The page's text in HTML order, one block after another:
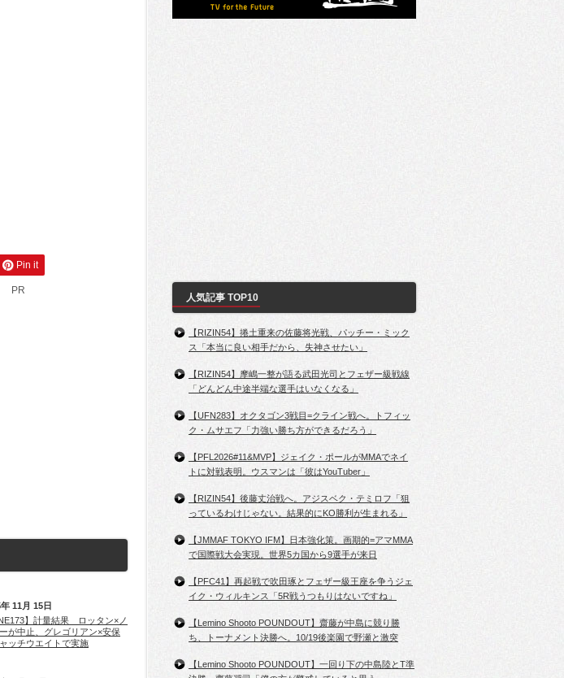
Pin it
PR
11月 15日
】計量結果 ロッタン×ノ
が中止、グレゴリアン×安保
ッチウエイトで実施
人気記事 TOP10
【RIZIN54】捲土重来の佐藤将光戦、パッチー・ミック
ス「本当に良い相手だから、失神させたい」
【RIZIN54】摩嶋一整が語る武田光司とフェザー級戦線
「どんどん中途半端な選手はいなくなる」
【UFN283】オクタゴン3戦目=クライン戦へ。トフィッ
ク・ムサエフ「力強い勝ち方ができるだろう」
【PFL2026#11&MVP】ジェイク・ポールがMMAでネイ
トに対戦表明。ウスマンは「彼はYouTuber」
【RIZIN54】後藤丈治戦へ。アジスベク・テミロフ「狙
っているわけじゃない。結果的にKO勝利が生まれる」
【JMMAF TOKYO IFM】日本強化策。画期的=アマMMA
で国際戦大会実現。世界5カ国から9選手が来日
【PFC41】再起戦で吹田琢とフェザー級王座を争うジェ
イク・ウィルキンス「5R戦うつもりはないですね」
【Lemino Shooto POUNDOUT】齋藤が中島に競り勝
ち、トーナメント決勝へ。10/19後楽園で野瀬と激突
【Lemino Shooto POUNDOUT】一回り下の中島陸とT準